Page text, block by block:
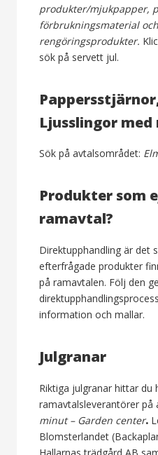
produkter/mjukpapper,
förbrukningsmaterial och
rengöringsprodukter.
sök på servett jul.
Ljusslingor med
Sök på avtalsområdet:
Produkter som
ramavtal?
Direktupphandling är det
efterfrågade produkter
på ramavtalen. Följ den
information och mallar.
Julgranar
Riktiga julgranar hittar du
ramavtalsleverantörer på
minut – Garden center.
Blomsterlandet
Hallarnas trädgård AB